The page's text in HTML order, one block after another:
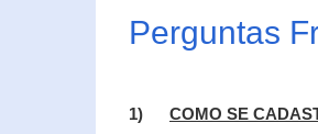
Perguntas
1) COMO SE